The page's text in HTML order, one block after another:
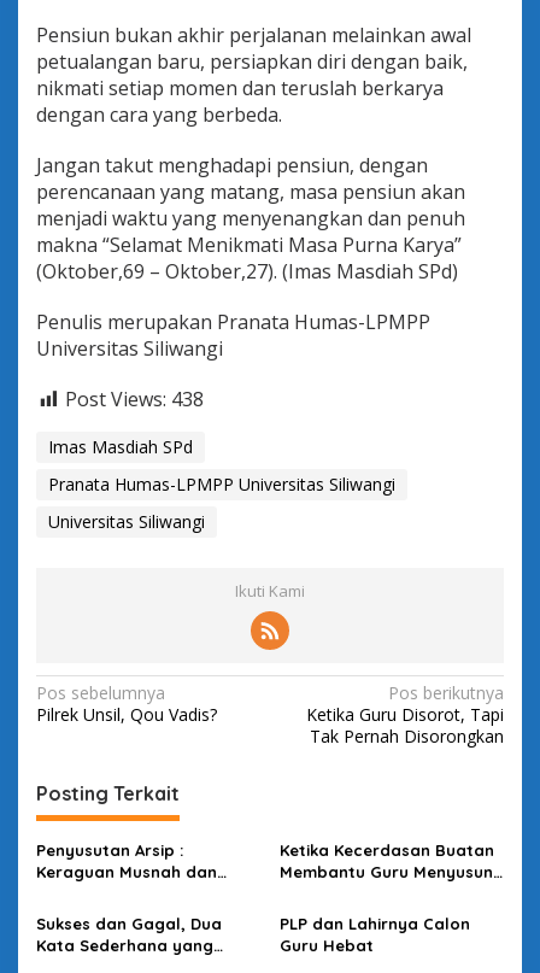
Pensiun bukan akhir perjalanan melainkan awal
petualangan baru, persiapkan diri dengan baik,
nikmati setiap momen dan teruslah berkarya
dengan cara yang berbeda.
Jangan takut menghadapi pensiun, dengan
perencanaan yang matang, masa pensiun akan
menjadi waktu yang menyenangkan dan penuh
makna “Selamat Menikmati Masa Purna Karya”
(Oktober,69 – Oktober,27). (Imas Masdiah SPd)
Penulis merupakan Pranata Humas-LPMPP
Universitas Siliwangi
Post Views: 438
Imas Masdiah SPd
Pranata Humas-LPMPP Universitas Siliwangi
Universitas Siliwangi
Ikuti Kami
N
a
i
g
a
i
Pos sebelumnya
Pilrek Unsil, Qou Vadis?
Pos berikutnya
Ketika Guru Disorot, Tapi
Tak Pernah Disorongkan
Posting Terkait
Penyusutan Arsip :
Keraguan Musnah dan
Ketika Kecerdasan Buatan
Membantu Guru Menyusun
Sukses dan Gagal, Dua
Kata Sederhana yang
PLP dan Lahirnya Calon
Guru Hebat